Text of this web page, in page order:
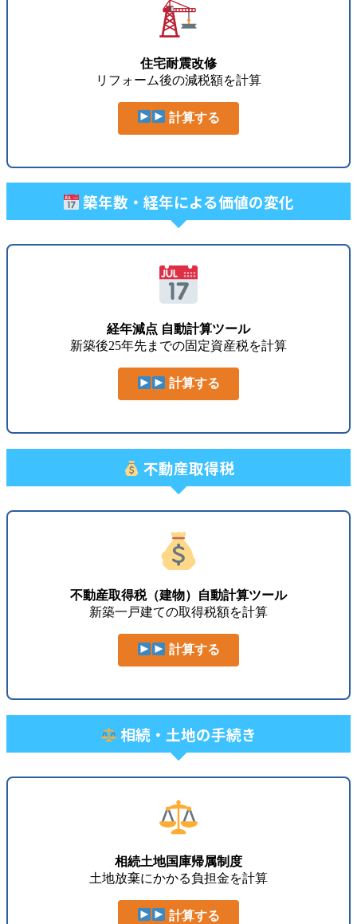
住宅耐震改修
リフォーム後の減税額を計算
計算する
築年数・経年による価値の変化
経年減点 自動計算ツール
新築後25年先までの固定資産税を計算
計算する
不動産取得税
不動産取得税（建物）自動計算ツール
新築一戸建ての取得税額を計算
計算する
相続・土地の手続き
相続土地国庫帰属制度
土地放棄にかかる負担金を計算
計算する